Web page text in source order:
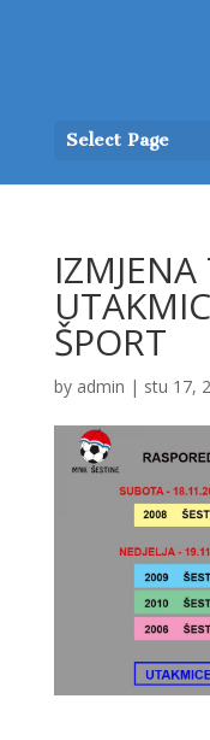
Select Page
ŠPORT
by admin | stu 17,